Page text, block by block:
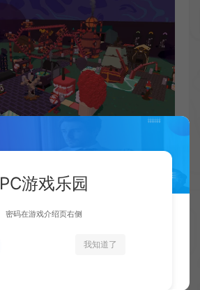
PC游戏乐园
密码在游戏介绍页右侧
我知道了